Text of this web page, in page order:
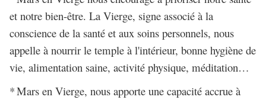
et notre bien-être. La Vierge, signe associé à la
conscience de la santé et aux soins personnels, nous
appelle à nourrir le temple à l'intérieur, bonne hygiène de
vie, alimentation saine, activité physique, méditation…
*Mars en Vierge, nous apporte une capacité accrue à